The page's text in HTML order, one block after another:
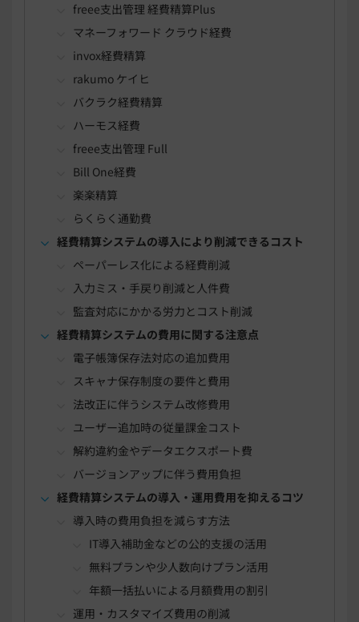
freee支出管理 経費精算Plus
マネーフォワード クラウド経費
invox経費精算
rakumo ケイヒ
バクラク経費精算
ハーモス経費
freee支出管理 Full
Bill One経費
楽楽精算
らくらく通勤費
経費精算システムの導入により削減できるコスト
ペーパーレス化による経費削減
入力ミス・手戻り削減と人件費
監査対応にかかる労力とコスト削減
経費精算システムの費用に関する注意点
電子帳簿保存法対応の追加費用
スキャナ保存制度の要件と費用
法改正に伴うシステム改修費用
ユーザー追加時の従量課金コスト
解約違約金やデータエクスポート費
バージョンアップに伴う費用負担
経費精算システムの導入・運用費用を抑えるコツ
導入時の費用負担を減らす方法
IT導入補助金などの公的支援の活用
無料プランや少人数向けプラン活用
年額一括払いによる月額費用の割引
運用・カスタマイズ費用の削減